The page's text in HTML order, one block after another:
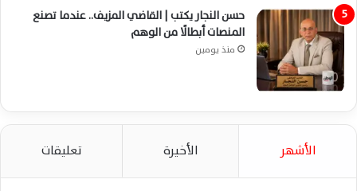
حسن النجار يكتب | القاضي المزيف.. عندما تصنع
المنصات أبطالًا من الوهم
منذ يومين
الأشهر الأخيرة تعليقات